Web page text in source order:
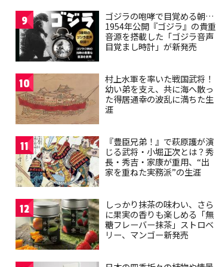
9
ゴジラの咆哮で目覚める朝…
1954年公開『ゴジラ』の貴重
音源を搭載した「ゴジラ音声
目覚まし時計」が新発売
10
村上水軍を率いた戦国武将！
幼い弟を支え、共に海へ散っ
た得居通幸の波乱に満ちた生
涯
11
『豊臣兄弟！』で萩原護が演
じる武将・小堀正次とは？秀
長・秀吉・家康が重用、“出
家を重ねた実務派”の生涯
12
しっかり抹茶の味わい、さら
に果実の香りも楽しめる「無
糖フレーバー抹茶」ストロベ
リー、マンゴー新発売